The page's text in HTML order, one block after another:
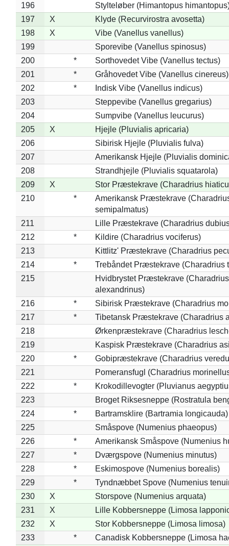
196
Stylteløber (Himantopus
197
X
Klyde (Recurvirostra avosetta)
198
X
Vibe (Vanellus vanellus)
199
Sporevibe (Vanellus spinosus)
200
*
Sorthovedet Vibe (Vanellus tectus)
201
*
Gråhovedet Vibe (Vanellus cinereus)
202
*
Indisk Vibe (Vanellus indicus)
203
Steppevibe (Vanellus gregarius)
204
Sumpvibe (Vanellus leucurus)
205
X
Hjejle (Pluvialis apricaria)
206
Sibirisk Hjejle (Pluvialis fulva)
207
Amerikansk Hjejle (Pluvialis
208
Strandhjejle (Pluvialis squatarola)
209
X
Stor Præstekrave (Charadrius
210
*
Amerikansk Præstekrave
semipalmatus)
211
Lille Præstekrave (Charadrius
212
*
Kildire (Charadrius vociferus)
213
Kittlitz' Præstekrave (Charadrius
214
*
Trebåndet Præstekrave (Charadrius
215
Hvidbrystet Præstekrave (Charadrius
alexandrinus)
216
*
Sibirisk Præstekrave (Charadrius
217
*
Tibetansk Præstekrave (Charadrius
218
Ørkenpræstekrave (Charadrius
219
Kaspisk Præstekrave (Charadrius
220
*
Gobipræstekrave (Charadrius
221
Pomeransfugl (Charadrius
222
*
Krokodillevogter (Pluvianus
223
Broget Riksesneppe (Rostratula
224
*
Bartramsklire (Bartramia longicauda)
225
Småspove (Numenius phaeopus)
226
*
Amerikansk Småspove (Numenius
227
*
Dværgspove (Numenius minutus)
228
*
Eskimospove (Numenius borealis)
229
*
Tyndnæbbet Spove (Numenius
230
X
Storspove (Numenius arquata)
231
X
Lille Kobbersneppe (Limosa
232
X
Stor Kobbersneppe (Limosa limosa)
233
* Canadisk Kobbersneppe (Limosa